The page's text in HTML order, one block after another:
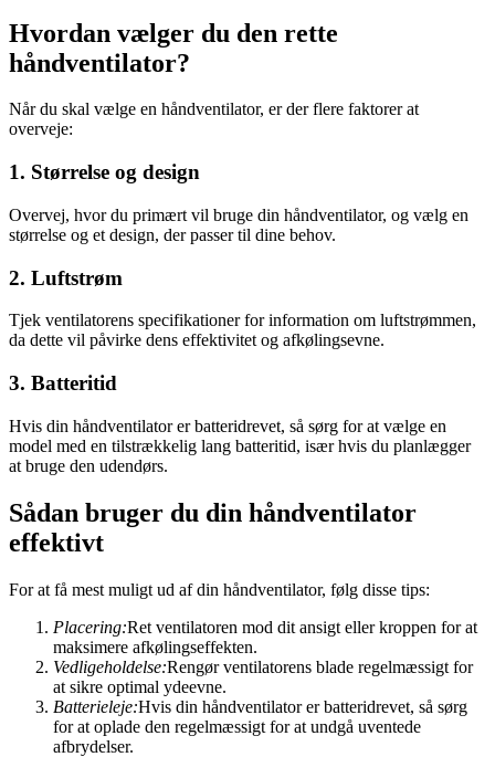
Hvordan vælger du den rette
håndventilator?
Når du skal vælge en håndventilator, er der flere faktorer at
overveje:
1. Størrelse og design
Overvej, hvor du primært vil bruge din håndventilator, og vælg en
størrelse og et design, der passer til dine behov.
2. Luftstrøm
Tjek ventilatorens specifikationer for information om luftstrømmen,
da dette vil påvirke dens effektivitet og afkølingsevne.
3. Batteritid
Hvis din håndventilator er batteridrevet, så sørg for at vælge en
model med en tilstrækkelig lang batteritid, især hvis du planlægger
at bruge den udendørs.
Sådan bruger du din håndventilator
effektivt
For at få mest muligt ud af din håndventilator, følg disse tips:
Placering:Ret ventilatoren mod dit ansigt eller kroppen for at
maksimere afkølingseffekten.
Vedligeholdelse:Rengør ventilatorens blade regelmæssigt for
at sikre optimal ydeevne.
Batterieleje:Hvis din håndventilator er batteridrevet, så sørg
for at oplade den regelmæssigt for at undgå uventede
afbrydelser.